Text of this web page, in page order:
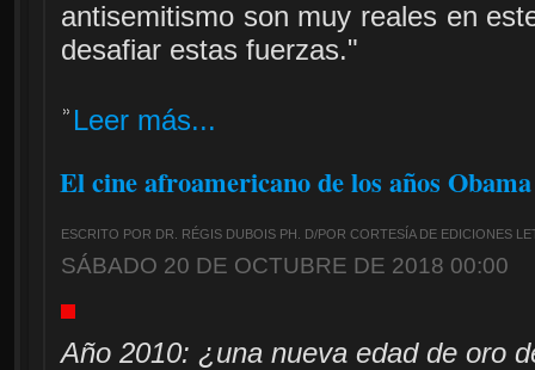
antisemitismo son muy reales en
desafiar estas fuerzas."
Leer más...
El cine afroamericano de los años Obama
ESCRITO POR DR. RÉGIS DUBOIS PH. D/POR CORTESÍA DE EDICIONES
SÁBADO 20 DE OCTUBRE DE 2018 00:00
Año 2010: ¿una nueva edad de oro